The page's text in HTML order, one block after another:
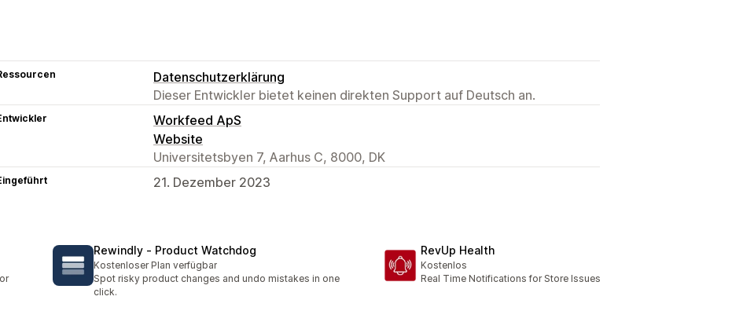
Datenschutzerklärung
Dieser Entwickler bietet keinen direkten Support auf Deutsch an.
Workfeed ApS
Website
Universitetsbyen 7, Aarhus C, 8000, DK
21. Dezember 2023
Rewindly ‑ Product Watchdog
Kostenloser Plan verfügbar
Spot risky product changes and undo mistakes in one
click.
RevUp Health
Kostenlos
Real Time Notifications for Store Issues